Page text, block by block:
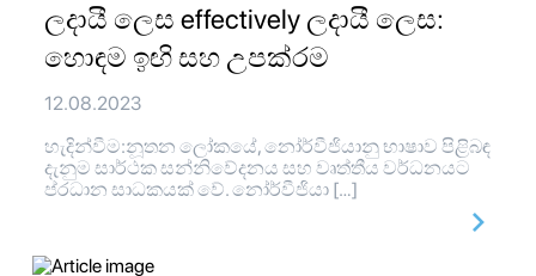
ලදායී ලෙස effectively ලදායී ලෙස:
හොඳම ඉඟි සහ උපක්රම
12.08.2023
හැදින්වීම:නූතන ලෝකයේ, නෝර්වීජියානු භාෂාව පිළිබඳ
දැනුම සාර්ථක සන්නිවේදනය සහ වෘත්තීය වර්ධනයට
ප්රධාන සාධකයක් වේ. නෝර්වීජියා […]